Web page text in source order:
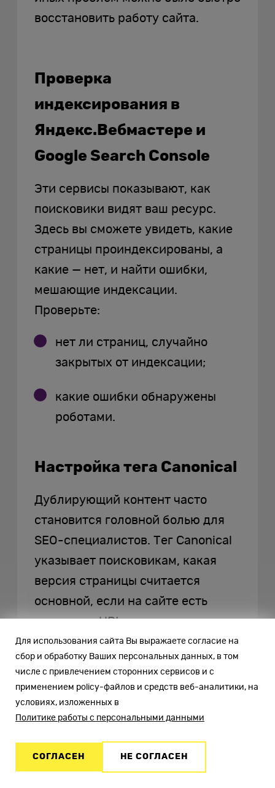
восстановить работу сайта.
Проверка
индексирования в
Яндекс.Вебмастере и
Google Search Console
Эти сервисы показывают, как
поисковики видят ваш ресурс.
Здесь вы сможете увидеть, какие
страницы проиндексированы, а
какие — нет, и найти ошибки,
мешающие индексации.
Проверьте:
нет ли страниц, случайно
закрытых от индексации;
какие ошибки обнаружены
роботами.
Настройка тега Canonical
Дублирующий контент часто
становится головной болью для
SEO-специалистов. Тег Canonical
указывает поисковикам, какая
версия страницы считается
основной, если на сайте есть
несколько URL с похожим или
идентичным содержимым.
Например, дубли могут возникать
из-за параметров сортировки
товаров, сессионных ID или
разных версий страниц
(HTTP/HTTPS).
Тег Canonical размещается внутри
Для использования сайта Вы выражаете согласие на
сбор и обработку Ваших персональных данных, в том
числе с привлечением сторонних сервисов и с
применением policy-файлов и средств веб-аналитики, на
условиях, изложенных в
Политике работы с персональными данными
СОГЛАСЕН НЕ СОГЛАСЕН